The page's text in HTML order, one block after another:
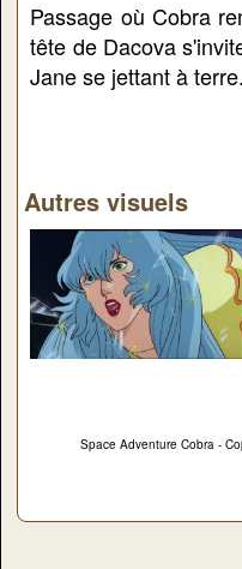
Passage où Cobra
tête de Dacova
Jane se jettant à terre.
Autres visuels
Space Adventure Cobra -